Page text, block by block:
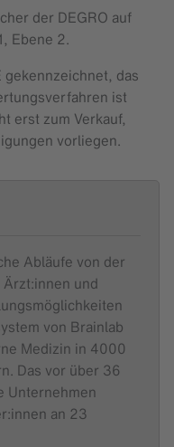
der DEGRO auf
Ebene 2.
das
ist
erst zum Verkauf,
vorliegen.
Abläufe von der
und
von Brainlab
Medizin in 4000
Das vor über 36
Unternehmen
an 23